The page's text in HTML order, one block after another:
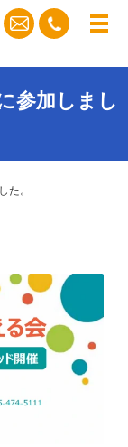
メ
参加しまし
た。